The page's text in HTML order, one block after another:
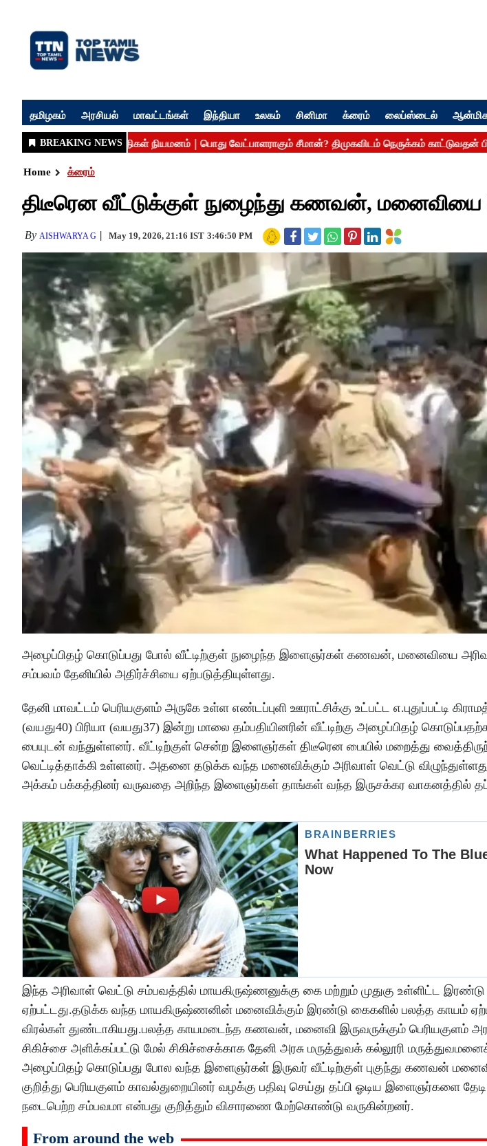
தமிழகம் அரசியல் மாவட்டங்கள் இந்தியா உலகம் சினிமா க்ரைம் லைப்ஸ்டைல்
Home க்ரைம்
திடீரென வீட்டுக்குள் நுழைந்து கணவன், மனைவியை
By AISHWARYA G May 19, 2026, 21:16 IST 3:46:50 PM
அழைப்பிதழ் கொடுப்பது போல் வீட்டிற்குள் நுழைந்த இளைஞர்கள் கணவன், மனைவியை
சம்பவம் தேனியில் அதிர்ச்சியை ஏற்படுத்தியுள்ளது.
தேனி மாவட்டம் பெரியகுளம் அருகே உள்ள எண்டப்புளி ஊராட்சிக்கு உட்பட்ட எ.புதுப்பட்டி
(வயது40) பிரியா (வயது37) இன்று மாலை தம்பதியினரின் வீட்டிற்கு அழைப்பிதழ்
பையுடன் வந்துள்ளனர். வீட்டிற்குள் சென்ற இளைஞர்கள் திடீரென பையில் மறைத்து
வெட்டித்தாக்கி உள்ளனர். அதனை தடுக்க வந்த மனைவிக்கும் அரிவாள் வெட்டு
அக்கம் பக்கத்தினர் வருவதை அறிந்த இளைஞர்கள் தாங்கள் வந்த இருசக்கர வாகனத்தில்
இந்த அரிவாள் வெட்டு சம்பவத்தில் மாயகிருஷ்ணனுக்கு கை மற்றும் முதுகு உள்ளிட்ட
ஏற்பட்டது.தடுக்க வந்த மாயகிருஷ்ணனின் மனைவிக்கும் இரண்டு கைகளில் பலத்த காயம்
விரல்கள் துண்டாகியது.பலத்த காயமடைந்த கணவன், மனைவி இருவருக்கும் பெரியகுளம்
சிகிச்சை அளிக்கப்பட்டு மேல் சிகிச்சைக்காக தேனி அரசு மருத்துவக் கல்லூரி
அழைப்பிதழ் கொடுப்பது போல வந்த இளைஞர்கள் இருவர் வீட்டிற்குள் புகுந்து கணவன்
குறித்து பெரியகுளம் காவல்துறையினர் வழக்கு பதிவு செய்து தப்பி ஓடிய இளைஞர்களை
நடைபெற்ற சம்பவமா என்பது குறித்தும் விசாரணை மேற்கொண்டு வருகின்றனர்.
From around the web